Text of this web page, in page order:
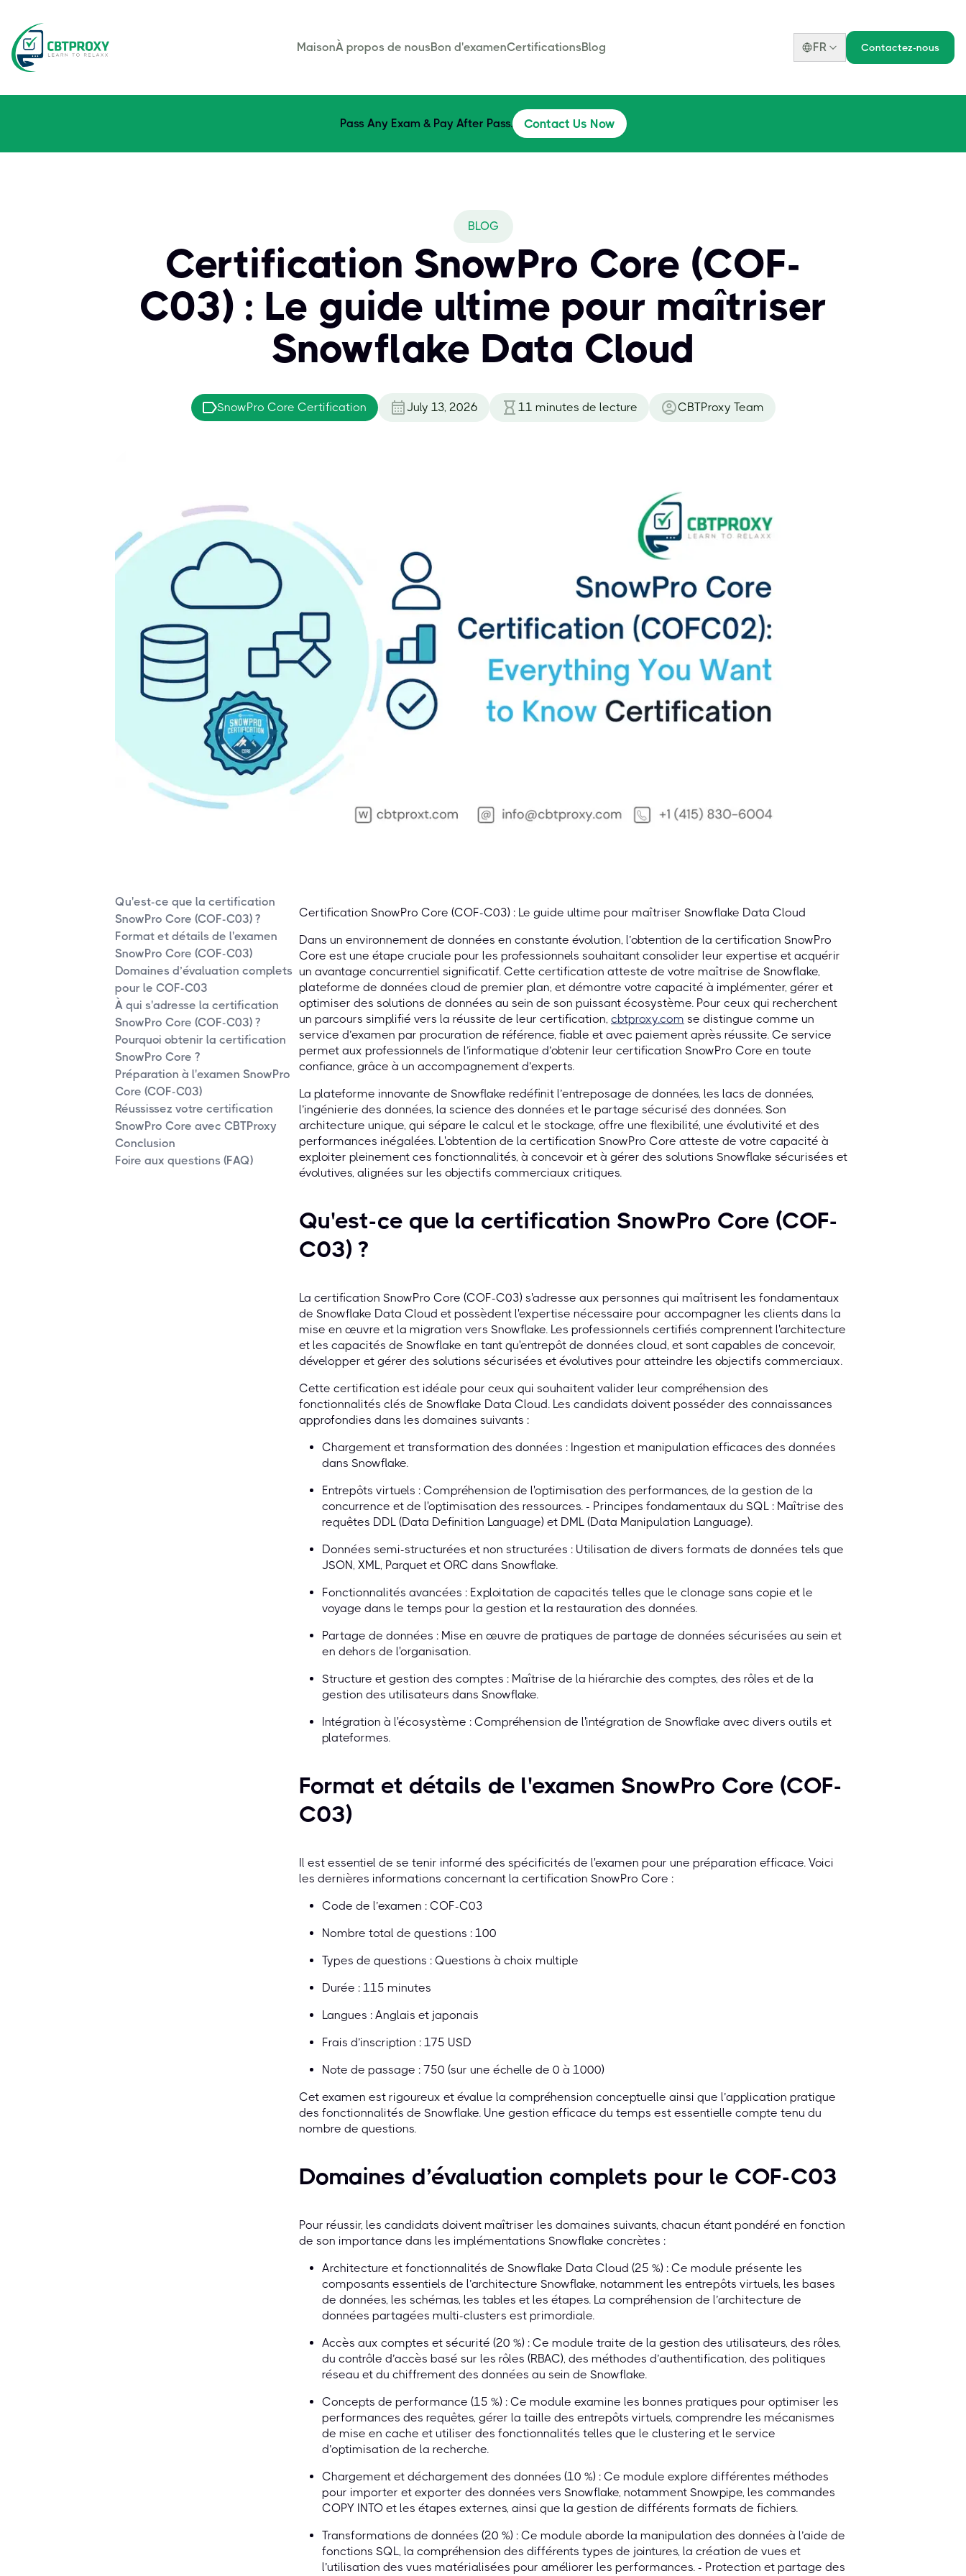
MaisonÀ propos de nousBon d'examenCertificationsBlog FR Contactez-nous
Pass Any Exam & Pay After Pass. Contact Us Now
BLOG
Certification SnowPro Core (COF-
C03) : Le guide ultime pour maîtriser
Snowflake Data Cloud
SnowPro Core Certification July 13, 2026 11 minutes de lecture CBTProxy Team
Qu'est-ce que la certification
SnowPro Core (COF-C03) ?
Format et détails de l'examen
SnowPro Core (COF-C03)
Domaines d’évaluation complets
pour le COF-C03
À qui s'adresse la certification
SnowPro Core (COF-C03) ?
Pourquoi obtenir la certification
SnowPro Core ?
Préparation à l'examen SnowPro
Core (COF-C03)
Réussissez votre certification
SnowPro Core avec CBTProxy
Conclusion
Foire aux questions (FAQ)
Certification SnowPro Core (COF-C03) : Le guide ultime pour maîtriser Snowflake Data Cloud
Dans un environnement de données en constante évolution, l’obtention de la certification SnowPro
Core est une étape cruciale pour les professionnels souhaitant consolider leur expertise et acquérir
un avantage concurrentiel significatif. Cette certification atteste de votre maîtrise de Snowflake,
plateforme de données cloud de premier plan, et démontre votre capacité à implémenter, gérer et
optimiser des solutions de données au sein de son puissant écosystème. Pour ceux qui recherchent
un parcours simplifié vers la réussite de leur certification, cbtproxy.com se distingue comme un
service d’examen par procuration de référence, fiable et avec paiement après réussite. Ce service
permet aux professionnels de l’informatique d’obtenir leur certification SnowPro Core en toute
confiance, grâce à un accompagnement d’experts.
La plateforme innovante de Snowflake redéfinit l’entreposage de données, les lacs de données,
l’ingénierie des données, la science des données et le partage sécurisé des données. Son
architecture unique, qui sépare le calcul et le stockage, offre une flexibilité, une évolutivité et des
performances inégalées. L'obtention de la certification SnowPro Core atteste de votre capacité à
exploiter pleinement ces fonctionnalités, à concevoir et à gérer des solutions Snowflake sécurisées et
évolutives, alignées sur les objectifs commerciaux critiques.
Qu'est-ce que la certification SnowPro Core (COF-
C03) ?
La certification SnowPro Core (COF-C03) s'adresse aux personnes qui maîtrisent les fondamentaux
de Snowflake Data Cloud et possèdent l'expertise nécessaire pour accompagner les clients dans la
mise en œuvre et la migration vers Snowflake. Les professionnels certifiés comprennent l'architecture
et les capacités de Snowflake en tant qu'entrepôt de données cloud, et sont capables de concevoir,
développer et gérer des solutions sécurisées et évolutives pour atteindre les objectifs commerciaux.
Cette certification est idéale pour ceux qui souhaitent valider leur compréhension des
fonctionnalités clés de Snowflake Data Cloud. Les candidats doivent posséder des connaissances
approfondies dans les domaines suivants :
Chargement et transformation des données : Ingestion et manipulation efficaces des données
dans Snowflake.
Entrepôts virtuels : Compréhension de l'optimisation des performances, de la gestion de la
concurrence et de l'optimisation des ressources. - Principes fondamentaux du SQL : Maîtrise des
requêtes DDL (Data Definition Language) et DML (Data Manipulation Language).
Données semi-structurées et non structurées : Utilisation de divers formats de données tels que
JSON, XML, Parquet et ORC dans Snowflake.
Fonctionnalités avancées : Exploitation de capacités telles que le clonage sans copie et le
voyage dans le temps pour la gestion et la restauration des données.
Partage de données : Mise en œuvre de pratiques de partage de données sécurisées au sein et
en dehors de l'organisation.
Structure et gestion des comptes : Maîtrise de la hiérarchie des comptes, des rôles et de la
gestion des utilisateurs dans Snowflake.
Intégration à l'écosystème : Compréhension de l'intégration de Snowflake avec divers outils et
plateformes.
Format et détails de l'examen SnowPro Core (COF-
C03)
Il est essentiel de se tenir informé des spécificités de l'examen pour une préparation efficace. Voici
les dernières informations concernant la certification SnowPro Core :
Code de l’examen : COF-C03
Nombre total de questions : 100
Types de questions : Questions à choix multiple
Durée : 115 minutes
Langues : Anglais et japonais
Frais d’inscription : 175 USD
Note de passage : 750 (sur une échelle de 0 à 1000)
Cet examen est rigoureux et évalue la compréhension conceptuelle ainsi que l’application pratique
des fonctionnalités de Snowflake. Une gestion efficace du temps est essentielle compte tenu du
nombre de questions.
Domaines d’évaluation complets pour le COF-C03
Pour réussir, les candidats doivent maîtriser les domaines suivants, chacun étant pondéré en fonction
de son importance dans les implémentations Snowflake concrètes :
Architecture et fonctionnalités de Snowflake Data Cloud (25 %) : Ce module présente les
composants essentiels de l’architecture Snowflake, notamment les entrepôts virtuels, les bases
de données, les schémas, les tables et les étapes. La compréhension de l’architecture de
données partagées multi-clusters est primordiale.
Accès aux comptes et sécurité (20 %) : Ce module traite de la gestion des utilisateurs, des rôles,
du contrôle d’accès basé sur les rôles (RBAC), des méthodes d’authentification, des politiques
réseau et du chiffrement des données au sein de Snowflake.
Concepts de performance (15 %) : Ce module examine les bonnes pratiques pour optimiser les
performances des requêtes, gérer la taille des entrepôts virtuels, comprendre les mécanismes
de mise en cache et utiliser des fonctionnalités telles que le clustering et le service
d’optimisation de la recherche.
Chargement et déchargement des données (10 %) : Ce module explore différentes méthodes
pour importer et exporter des données vers Snowflake, notamment Snowpipe, les commandes
COPY INTO et les étapes externes, ainsi que la gestion de différents formats de fichiers.
Transformations de données (20 %) : Ce module aborde la manipulation des données à l’aide de
fonctions SQL, la compréhension des différents types de jointures, la création de vues et
l’utilisation des vues matérialisées pour améliorer les performances. - Protection et partage des